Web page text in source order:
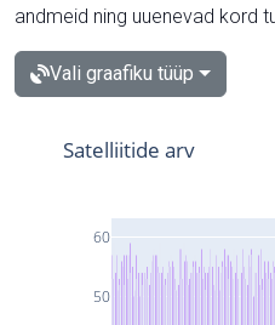
andmeid ning uuenevad kord
Vali graafiku tüüp
50
60
Satelliitide arv